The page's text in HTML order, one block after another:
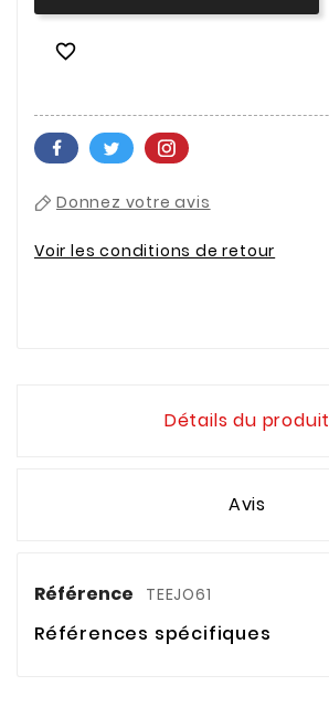

Donnez votre avis
Voir les conditions de retour
Détails du produit
Avis
Référence TEEJO61
Références spécifiques